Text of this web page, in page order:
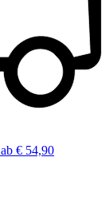
ab € 54,90